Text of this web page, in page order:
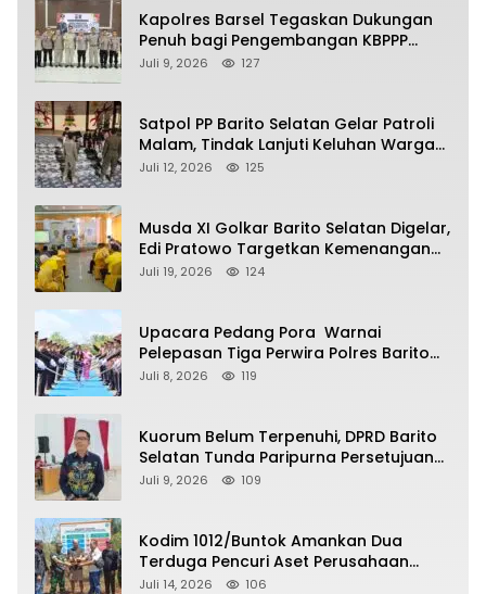
Kapolres Barsel Tegaskan Dukungan
Penuh bagi Pengembangan KBPPP
Kalimantan Tengah
Juli 9, 2026 127
Satpol PP Barito Selatan Gelar Patroli
Malam, Tindak Lanjuti Keluhan Warga
soal Balap Liar dan Remaja Nongkrong
Juli 12, 2026 125
Musda XI Golkar Barito Selatan Digelar,
Edi Pratowo Targetkan Kemenangan
Partai pada Pemilu Mendatang
Juli 19, 2026 124
Upacara Pedang Pora Warnai
Pelepasan Tiga Perwira Polres Barito
Selatan Masuki Masa Pensiun
Juli 8, 2026 119
Kuorum Belum Terpenuhi, DPRD Barito
Selatan Tunda Paripurna Persetujuan
Raperda Pertanggungjawaban APBD
Juli 9, 2026 109
Kodim 1012/Buntok Amankan Dua
Terduga Pencuri Aset Perusahaan
Sitaan Satgas PKH, Satu Paket Diduga
Juli 14, 2026 106